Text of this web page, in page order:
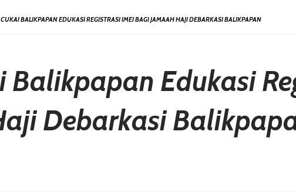
BALIKPAPAN EDUKASI REGISTRASI IMEI BAGI JAMAAH HAJI DEBARKASI BALIKPAPAN
Balikpapan Edukasi
Debarkasi